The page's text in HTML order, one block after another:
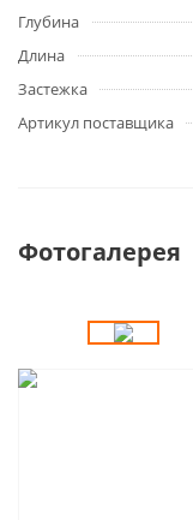
Глубина
Длина
Застежка
Артикул поставщика
Фотогалерея